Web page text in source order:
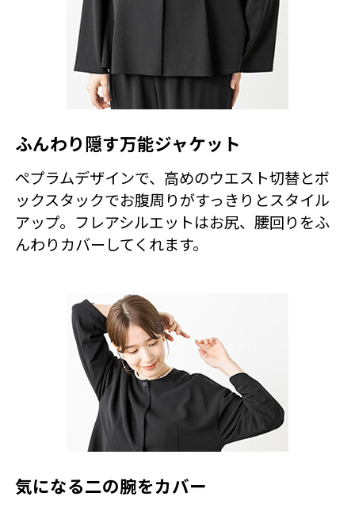
ふんわり隠す万能ジャケット
ペプラムデザインで、高めのウエスト切替とボ
ックスタックでお腹周りがすっきりとスタイル
アップ。フレアシルエットはお尻、腰回りをふ
んわりカバーしてくれます。
気になる二の腕をカバー